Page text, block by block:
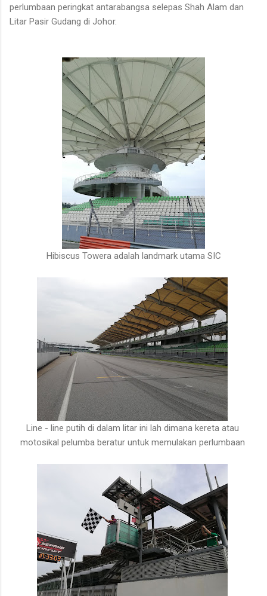
perlumbaan peringkat antarabangsa selepas Shah Alam dan
Litar Pasir Gudang di Johor.
Hibiscus Towera adalah landmark utama SIC
Line - line putih di dalam litar ini lah dimana kereta atau
motosikal pelumba beratur untuk memulakan perlumbaan